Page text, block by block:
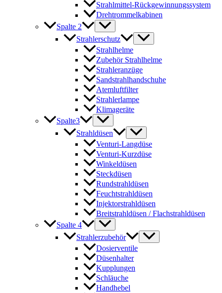
Strahlmittel-Rückgewinnungssystem
Drehtrommelkabinen
Spalte 2
Strahlerschutz
Strahlhelme
Zubehör Strahlhelme
Strahleranzüge
Sandstrahlhandschuhe
Atemluftfilter
Strahlerlampe
Klimageräte
Spalte3
Strahldüsen
Venturi-Langdüse
Venturi-Kurzdüse
Winkeldüsen
Steckdüsen
Rundstrahldüsen
Feuchtstrahldüsen
Injektorstrahldüsen
Breitstrahldüsen / Flachstrahldüsen
Spalte 4
Strahlerzubehör
Dosierventile
Düsenhalter
Kupplungen
Schläuche
Handhebel